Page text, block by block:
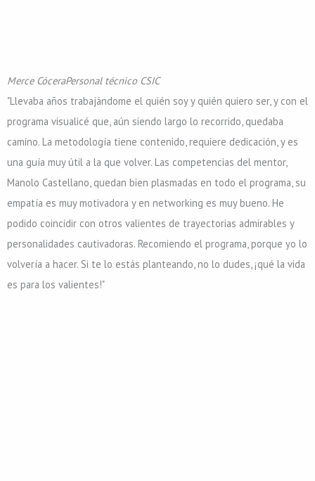
Merce CóceraPersonal técnico CSIC
"Llevaba años trabajándome el quién soy y quién quiero ser, y con el
programa visualicé que, aún siendo largo lo recorrido, quedaba
camino. La metodología tiene contenido, requiere dedicación, y es
una guía muy útil a la que volver. Las competencias del mentor,
Manolo Castellano, quedan bien plasmadas en todo el programa, su
empatía es muy motivadora y en networking es muy bueno. He
podido coincidir con otros valientes de trayectorias admirables y
personalidades cautivadoras. Recomiendo el programa, porque yo lo
volvería a hacer. Si te lo estás planteando, no lo dudes, ¡qué la vida
es para los valientes!"